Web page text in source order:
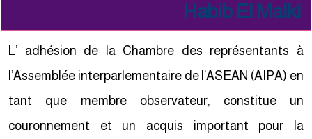
Habib El Malki
L’ adhésion de la Chambre des représentants à
l’Assemblée interparlementaire de l’ASEAN (AIPA) en
tant que membre observateur, constitue un
couronnement et un acquis important pour la